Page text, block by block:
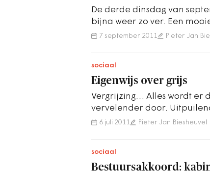
De derde dinsdag van
bijna weer zo ver. Een
Vol tradities. Vol
7 september 2011 Pieter Jan
sociaal
Eigenwijs over grijs
Vergrijzing… Alles wordt er
vervelender door.
verpleeghuizen waar de
6 juli 2011 Pieter Jan Biesheuvel
sociaal
Bestuursakkoord: